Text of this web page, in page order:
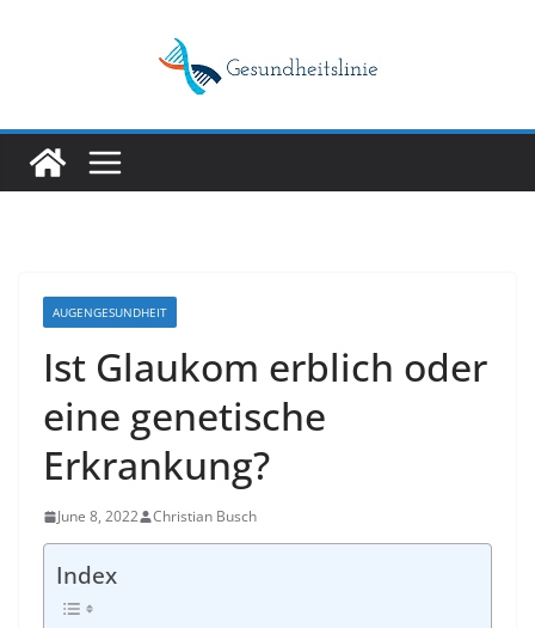
AUGENGESUNDHEIT
Ist Glaukom erblich oder
eine genetische
Erkrankung?
June 8, 2022 Christian Busch
Index